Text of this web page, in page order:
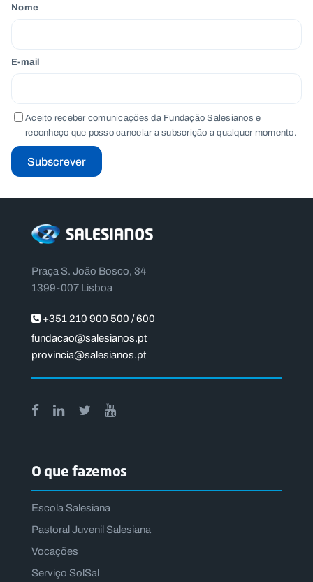
Nome
E-mail
Aceito receber comunicações da Fundação Salesianos e
reconheço que posso cancelar a subscrição a qualquer momento.
Subscrever
Praça S. João Bosco, 34
1399-007 Lisboa
+351 210 900 500 / 600
fundacao@salesianos.pt
provincia@salesianos.pt
O que fazemos
Escola Salesiana
Pastoral Juvenil Salesiana
Vocações
Serviço SolSal